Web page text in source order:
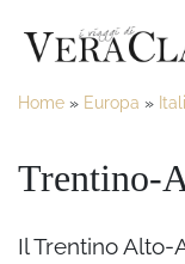
Home » Europa »
Trentino-
Il Trentino Alto-